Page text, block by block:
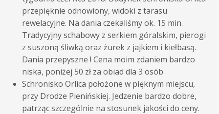
przepięknie odnowiony, widoki z tarasu
rewelacyjne. Na dania czekaliśmy ok. 15 min.
Tradycyjny schabowy z serkiem góralskim, pierogi
z suszoną śliwką oraz żurek z jajkiem i kiełbasą.
Dania przepyszne ! Cena moim zdaniem bardzo
niska, poniżej 50 zł za obiad dla 3 osób
Schronisko Orlica położone w pięknym miejscu,
przy Drodze Pienińskiej. Jedzenie bardzo dobre,
patrząc szczególnie na stosunek jakości do ceny.